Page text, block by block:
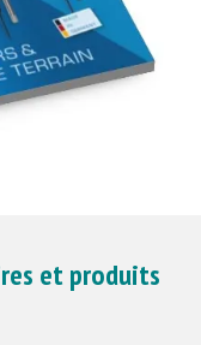
et produits